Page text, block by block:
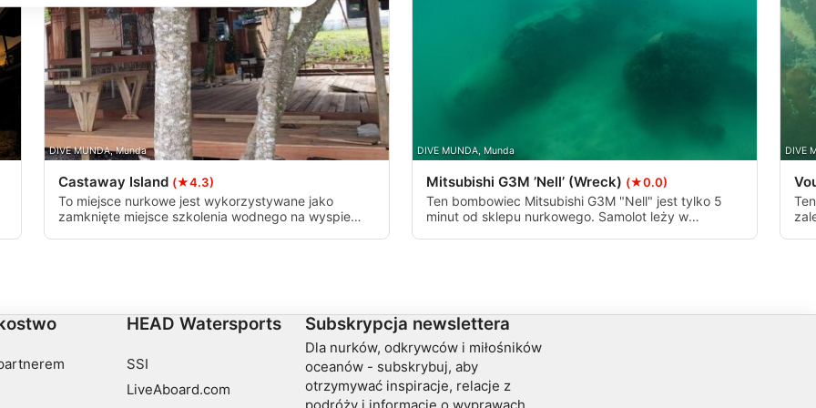
DIVE MUNDA, Munda
Castaway Island (★4.3)
To miejsce nurkowe jest wykorzystywane jako
zamknięte miejsce szkolenia wodnego na wyspie
DIVE MUNDA, Munda
Mitsubishi G3M ’Nell’ (Wreck) (★0.0)
Ten bombowiec Mitsubishi G3M "Nell" jest tylko 5
minut od sklepu nurkowego. Samolot leży w
DIVE
HEAD Watersports
SSI
LiveAboard.com
Subskrypcja newslettera
Dla nurków, odkrywców i miłośników
oceanów - subskrybuj, aby
otrzymywać inspiracje, relacje z